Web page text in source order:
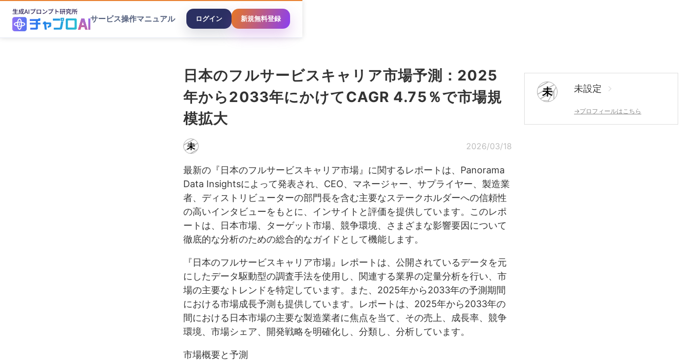
サービス操作マニュアル ログイン 新規無料登録
日本のフルサービスキャリア市場予測：2025
年から2033年にかけてCAGR 4.75％で市場規
模拡大
未 2026/03/18
最新の『日本のフルサービスキャリア市場』に関するレポートは、Panorama
Data Insightsによって発表され、CEO、マネージャー、サプライヤー、製造業
者、ディストリビューターの部門長を含む主要なステークホルダーへの信頼性
の高いインタビューをもとに、インサイトと評価を提供しています。このレポ
ートは、日本市場、ターゲット市場、競争環境、さまざまな影響要因について
徹底的な分析のための総合的なガイドとして機能します。
『日本のフルサービスキャリア市場』レポートは、公開されているデータを元
にしたデータ駆動型の調査手法を使用し、関連する業界の定量分析を行い、市
場の主要なトレンドを特定しています。また、2025年から2033年の予測期間
における市場成長予測も提供しています。レポートは、2025年から2033年の
間における日本市場の主要な製造業者に焦点を当て、その売上、成長率、競争
環境、市場シェア、開発戦略を明確化し、分類し、分析しています。
市場概要と予測
未 未設定
→プロフィールはこちら